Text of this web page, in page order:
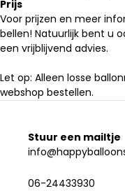
Prijs
Voor prijzen en meer
bellen! Natuurlijk bent u
een vrijblijvend advies.
Let op: Alleen losse
webshop bestellen.
Stuur een mailtje
06-24433930